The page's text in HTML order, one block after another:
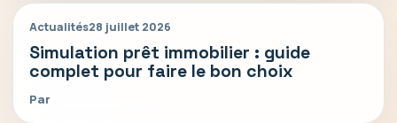
Actualités28 juillet 2026
Simulation prêt immobilier : guide
complet pour faire le bon choix
Par